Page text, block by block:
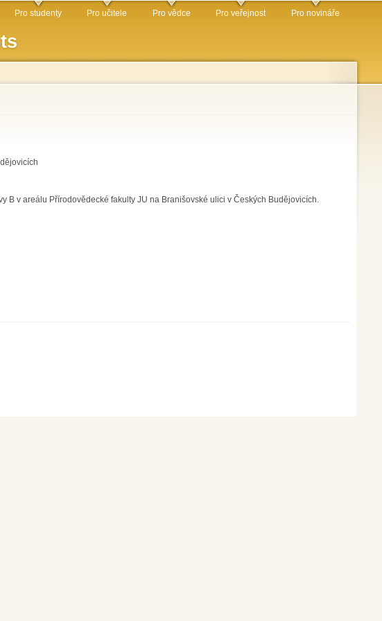
Pro studenty Pro učitele Pro vědce Pro veřejnost Pro novináře
B v areálu Přírodovědecké fakulty JU na Branišovské ulici v Českých Budějovicích.